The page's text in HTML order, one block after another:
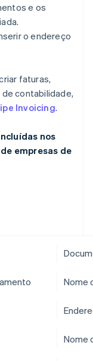
e os
o endereço
faturas,
contabilidade,
Invoicing.
nos
empresas de
Nome
Nome